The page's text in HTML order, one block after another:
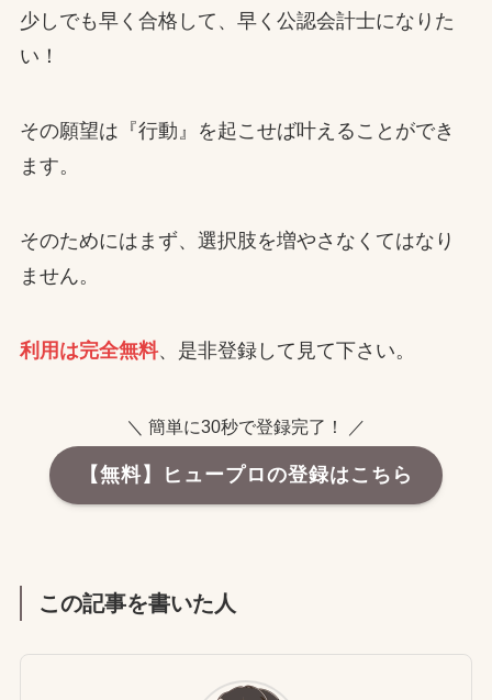
少しでも早く合格して、早く公認会計士になりた
い！
その願望は『行動』を起こせば叶えることができ
ます。
そのためにはまず、選択肢を増やさなくてはなり
ません。
利用は完全無料、是非登録して見て下さい。
＼ 簡単に30秒で登録完了！ ／
【無料】ヒュープロの登録はこちら
この記事を書いた人